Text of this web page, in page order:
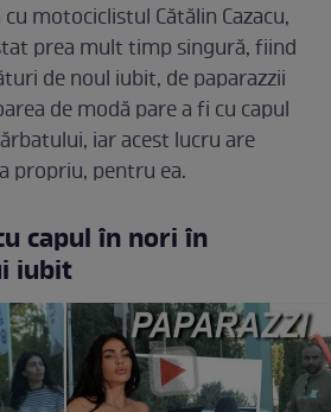
motociclistul Cătălin Cazacu,
prea mult timp singură, fiind
de noul iubit, de paparazzii
de modă pare a fi cu capul
iar acest lucru are
propriu, pentru ea.
capul în nori în
iubit